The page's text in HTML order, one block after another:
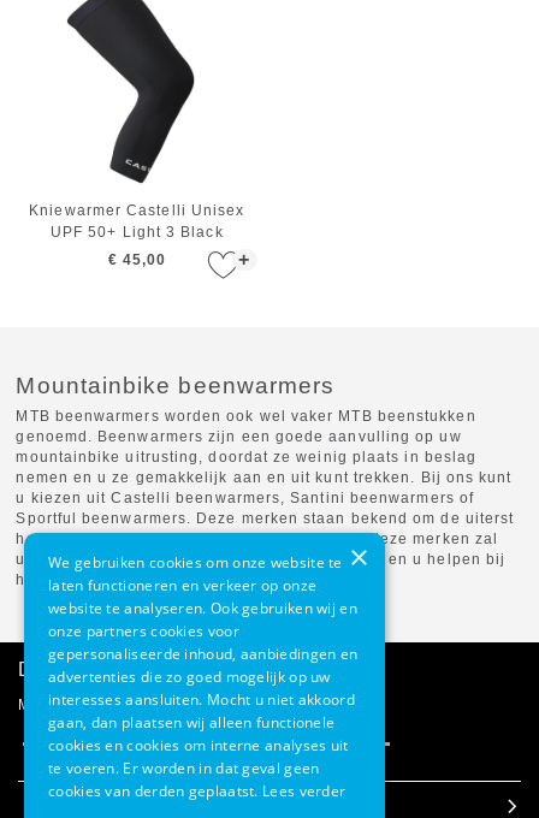
+
Kniewarmer Castelli Unisex
UPF 50+ Light 3 Black
€ 45,00
Mountainbike beenwarmers
MTB beenwarmers worden ook wel vaker MTB beenstukken
genoemd. Beenwarmers zijn een goede aanvulling op uw
mountainbike uitrusting, doordat ze weinig plaats in beslag
nemen en u ze gemakkelijk aan en uit kunt trekken. Bij ons kunt
u kiezen uit Castelli beenwarmers, Santini beenwarmers of
Sportful beenwarmers. Deze merken staan bekend om de uiterst
hoge kwaliteit. Een beenwarmer van een van deze merken zal
uw benen dan ook goed beschermen tegen vuil en u helpen bij
het op peil houden van uw energielevel.
Direct advies
Mail onze klantenservice
×
We gebruiken cookies om onze website te
laten functioneren en verkeer op onze
website te analyseren. Ook gebruiken wij en
onze partners cookies voor
gepersonaliseerde inhoud, aanbiedingen en
advertenties die zo goed mogelijk op uw
interesses aansluiten. Mocht u niet akkoord
gaan, dan plaatsen wij alleen functionele
cookies en cookies om interne analyses uit
te voeren. Er worden in dat geval geen
cookies van derden geplaatst. Lees verder